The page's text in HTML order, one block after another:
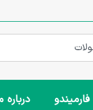
درباره